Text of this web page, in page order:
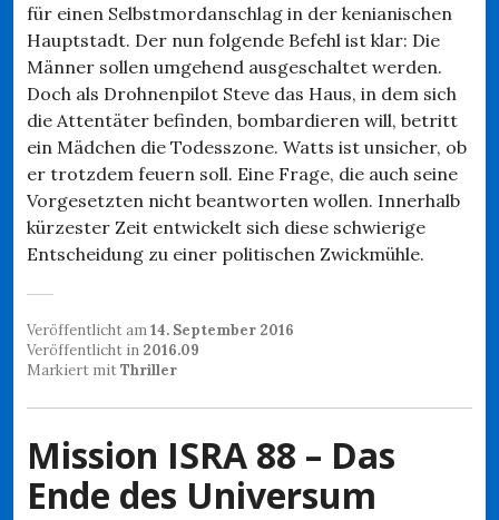
für einen Selbstmordanschlag in der kenianischen
Hauptstadt. Der nun folgende Befehl ist klar: Die
Männer sollen umgehend ausgeschaltet werden.
Doch als Drohnenpilot Steve das Haus, in dem sich
die Attentäter befinden, bombardieren will, betritt
ein Mädchen die Todesszone. Watts ist unsicher, ob
er trotzdem feuern soll. Eine Frage, die auch seine
Vorgesetzten nicht beantworten wollen. Innerhalb
kürzester Zeit entwickelt sich diese schwierige
Entscheidung zu einer politischen Zwickmühle.
Veröffentlicht am14. September 2016
Veröffentlicht in 2016.09
Markiert mitThriller
Mission ISRA 88 – Das
Ende des Universum